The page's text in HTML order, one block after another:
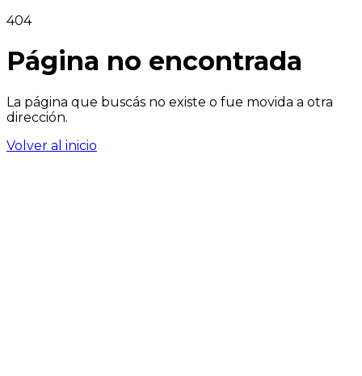
404
Página no encontrada
La página que buscás no existe o fue movida a otra
dirección.
Volver al inicio